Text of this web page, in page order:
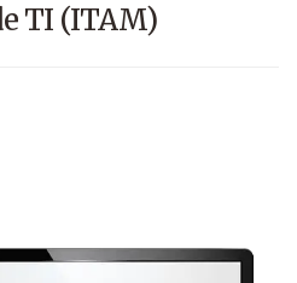
TI (ITAM)